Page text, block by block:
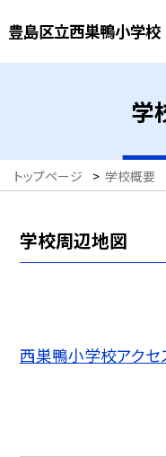
豊島区立西巣鴨小学校
学
トップページ > 学校概要
学校周辺地図
西巣鴨小学校アクセ